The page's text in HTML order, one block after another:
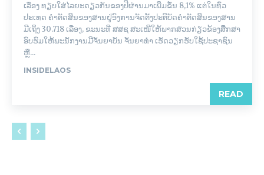
ເລື່ອງ ທຽບໃສ່ໄລຍະດຽວກັນຂອງປີຜ່ານມາເພີ່ມຂຶ້ນ 8,1% ແຕ່ໃນທົ່ວ
ປະເທດ ຄໍາຕັດສິນຂອງສານຢູ່ອົງການຈັດຕັ້ງປະຕິບັດຄຳຕັດສິນຂອງສານ
ມີເຖິງ 30.718 ເລື່ອງ, ຂະນະທີ່ ສສຊ ສະເໜີໃຫ້ພາກສ່ວນກ່ຽວຂ້ອງສຶຶກສາ
ອົບຮົມໃຫ້ພະນັກງານມີຈັນຍາບັນ ຈັນຍາທຳ ເຮັດວຽກຮັບໃຊ້ປະຊາຊົນ
ຫຼື...
INSIDELAOS
READ